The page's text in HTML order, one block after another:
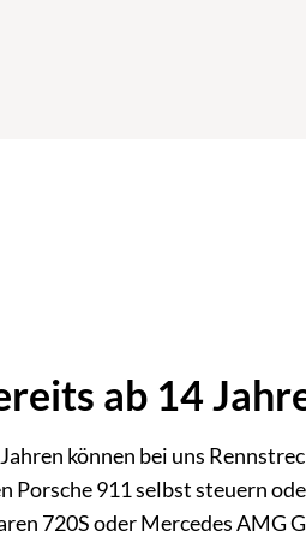
ab 14
können bei uns
Porsche 911 selbst steuern
720S oder Mercedes AMG